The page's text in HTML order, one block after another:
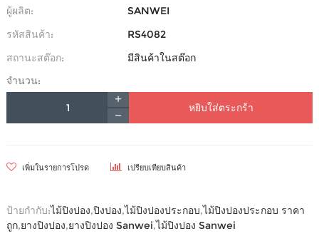
ผู้ผลิต:
SANWEI
รหัสสินค้า:
RS4082
สถานะสต๊อก:
มีสินค้าในสต๊อก
จำนวน:
หยิบใส่ตระกร้า
เพิ่มในรายการโปรด เปรียบเทียบสินค้า
ป้ายกำกับ:ไม้ปิงปอง,ปิงปอง,ไม้ปิงปองประกอบ,ไม้ปิงปองประกอบ ราคา
ถูก,ยางปิงปอง,ยางปิงปอง Sanwei,ไม้ปิงปอง Sanwei